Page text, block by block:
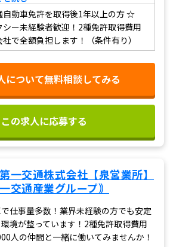
自動車免許を取得後1年以上の方☆
シー未経験者歓迎！2種免許取得費用
社で全額負担します！（条件有り）
について無料相談してみる
この求人に応募する
一交通株式会社【泉営業所】
一交通産業グループ｠
仕事量多数！業界未経験の方でも安定
境が整っています！2種免許取得費用
人の仲間と一緒に働いてみませんか！